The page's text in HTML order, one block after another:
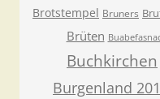
Brotstempel Bruners
Brüten
Buchkirchen
Burgenland